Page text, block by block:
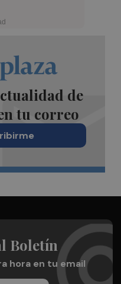
de
tu correo
Boletín
hora en tu email